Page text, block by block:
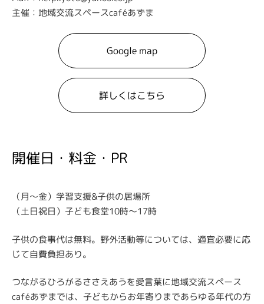
主催：地域交流スペースcaféあずま
Google map
詳しくはこちら
開催日・料金・PR
（月～金）学習支援&子供の居場所
（土日祝日）子ども食堂10時～17時
子供の食事代は無料。野外活動等については、適宜必要に応
じて自費負担あり。
つながるひろがるささえあうを愛言葉に地域交流スペース
caféあずまでは、子どもからお年寄りまであらゆる年代の方